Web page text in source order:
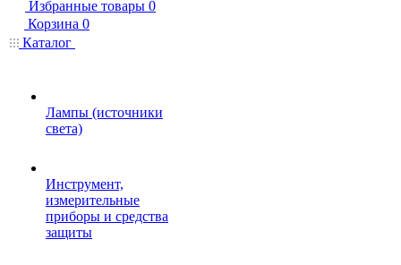
Избранные товары 0
Корзина 0
Каталог
Лампы (источники
света)
Инструмент,
измерительные
приборы и средства
защиты